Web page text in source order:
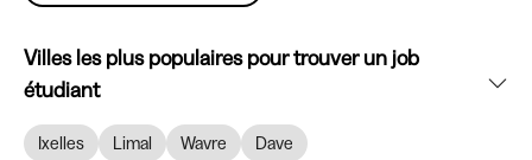
Villes les plus populaires pour trouver un job
étudiant
Ixelles Limal Wavre Dave